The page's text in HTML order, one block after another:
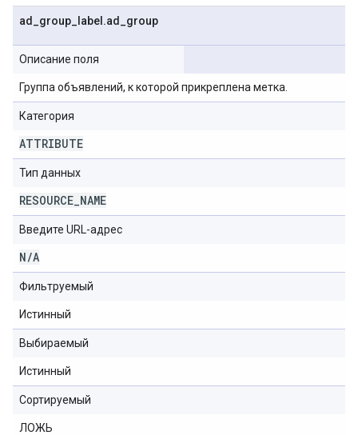
ad group label .ad group
Описание поля
Группа объявлений, к которой прикреплена метка.
Категория
ATTRIBUTE
Тип данных
RESOURCE NAME
Введите URL-адрес
N/A
Фильтруемый
Истинный
Выбираемый
Истинный
Сортируемый
ЛОЖЬ